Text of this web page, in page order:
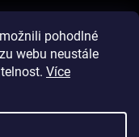
pohodlné
webu neustále
Více